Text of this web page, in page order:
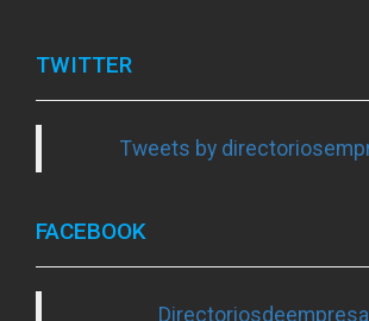
TWITTER
Tweets by
FACEBOOK